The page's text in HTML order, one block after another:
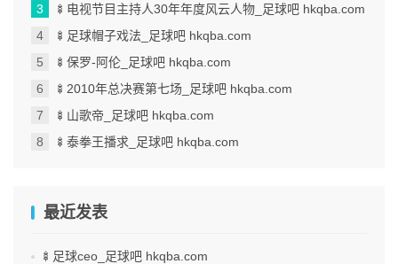
🍢电视节目主持人30年年度风云人物_足球吧 hkqba.com
🍢足球帽子戏法_足球吧 hkqba.com
🍢保罗-阿伦_足球吧 hkqba.com
🍢2010年总决赛第七场_足球吧 hkqba.com
🍢山歌帝_足球吧 hkqba.com
🍢泰拳王播求_足球吧 hkqba.com
最近发表
🍢足球ceo_足球吧 hkqba.com